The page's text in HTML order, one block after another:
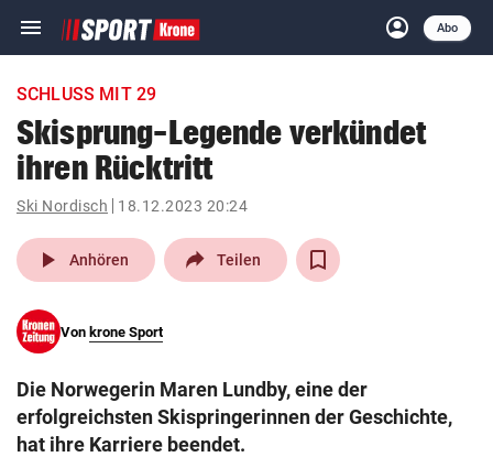
menu Navigation
ein-/ausklappen
account_circle
Anmelden
Abo
close Schließen
account_circle Anmelden
pin_drop
Wien arrow_right
search
eingeben
SCHLUSS MIT 29
Skisprung-Legende verkündet
ihren Rücktritt
Ski Nordisch 18.12.2023 20:24
play_arrow Anhören Teilen
Von krone Sport
Die Norwegerin Maren Lundby, eine der
erfolgreichsten Skispringerinnen der Geschichte,
hat ihre Karriere beendet.